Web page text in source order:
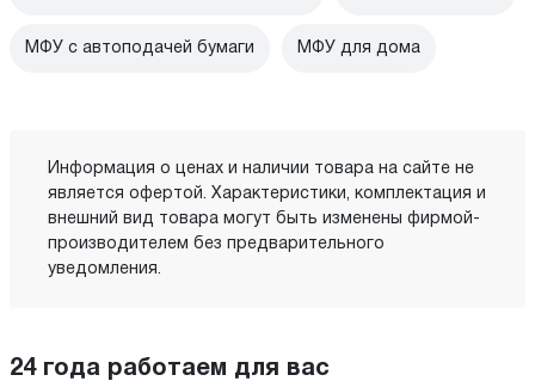
МФУ с автоподачей бумаги МФУ для дома
Информация о ценах и наличии товара на сайте не
является офертой. Характеристики, комплектация и
внешний вид товара могут быть изменены фирмой-
производителем без предварительного
уведомления.
24 года работаем для вас